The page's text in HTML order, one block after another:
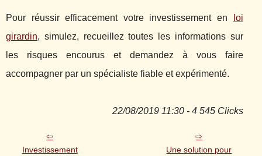
Pour réussir efficacement votre investissement en
loi
girardin, simulez, recueillez toutes les informations sur
les risques encourus et demandez à vous faire
accompagner par un spécialiste fiable et expérimenté.
22/08/2019 11:30 - 4 545 Clicks
Investissement
Une solution pour